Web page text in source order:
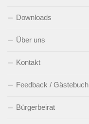
Downloads
Über uns
Kontakt
Feedback / Gästebuch
Bürgerbeirat